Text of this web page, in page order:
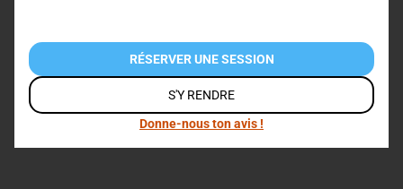
RÉSERVER UNE SESSION
S'Y RENDRE
Donne-nous ton avis !